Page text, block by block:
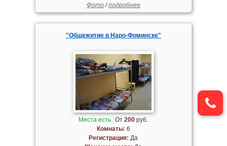
Фото/подробнее
"Общежитие в Наро-Фоминске"
Места есть От200 руб.
Комнаты: 6
Регистрация: Да